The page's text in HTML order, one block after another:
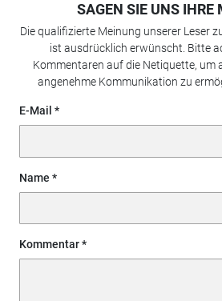
SAGEN SIE UNS IHRE
Die qualifizierte Meinung unserer Leser
ist ausdrücklich erwünscht. Bitte
Kommentaren auf die Netiquette, um
angenehme Kommunikation zu
E-Mail
Name
Kommentar